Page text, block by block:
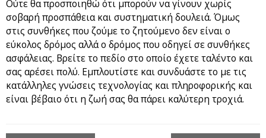
Ούτε θα προσποιηθώ ότι μπορούν να γίνουν χωρίς
σοβαρή προσπάθεια και συστηματική δουλειά. Όμως
στις συνθήκες που ζούμε το ζητούμενο δεν είναι ο
εύκολος δρόμος αλλά ο δρόμος που οδηγεί σε συνθήκες
ασφάλειας. Βρείτε το πεδίο στο οποίο έχετε ταλέντο και
σας αρέσει πολύ. Εμπλουτίστε και συνδυάστε το με τις
κατάλληλες γνώσεις τεχνολογίας και πληροφορικής και
είναι βέβαιο ότι η ζωή σας θα πάρει καλύτερη τροχιά.